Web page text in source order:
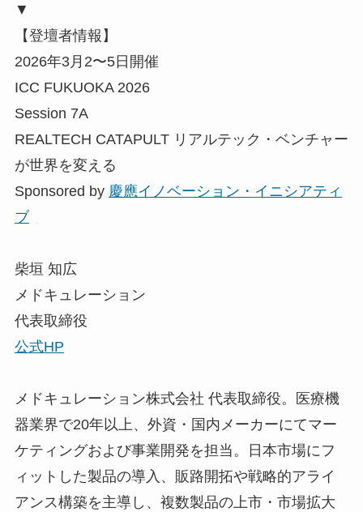
▼
【登壇者情報】
2026年3月2〜5日開催
ICC FUKUOKA 2026
Session 7A
REALTECH CATAPULT リアルテック・ベンチャー
が世界を変える
Sponsored by 慶應イノベーション・イニシアティ
ブ
柴垣 知広
メドキュレーション
代表取締役
公式HP
メドキュレーション株式会社 代表取締役。医療機
器業界で20年以上、外資・国内メーカーにてマー
ケティングおよび事業開発を担当。日本市場にフ
ィットした製品の導入、販路開拓や戦略的アライ
アンス構築を主導し、複数製品の上市・市場拡大